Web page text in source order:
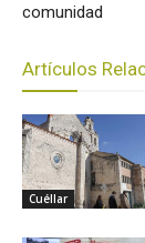
comunidad
Artículos
Cuéllar